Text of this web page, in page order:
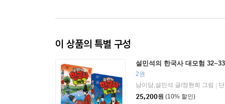
이 상품의 특별 구성
설민석의 한국사 대모험
2권
남이담,설민석 글/정현희 그림
25,200원 (10% 할인)